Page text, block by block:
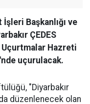
Başkanlığı ve
ÇEDES
Hazreti
uçurulacak.
"Diyarbakır
düzenlenecek olan